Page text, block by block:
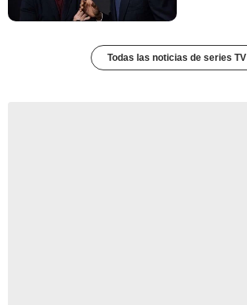
Todas las noticias de series TV